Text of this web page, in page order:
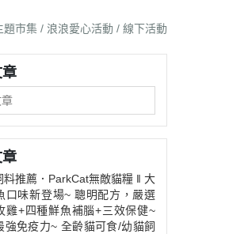
題市集 / 浪浪愛心活動 / 線下活動
料推薦．ParkCat無敵貓糧 ‖ 大
口味新登場~ 聰明配方，嚴選
雞+四種鮮魚補腦+三效保健~
強免疫力~ 全齡貓可食/幼貓飼